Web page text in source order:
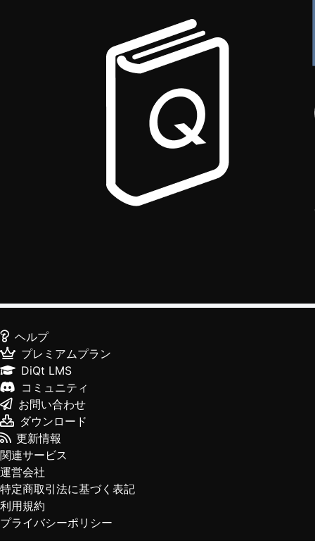
ヘルプ
プレミアムプラン
DiQt LMS
コミュニティ
お問い合わせ
ダウンロード
更新情報
関連サービス
運営会社
特定商取引法に基づく表記
利用規約
プライバシーポリシー